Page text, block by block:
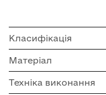
Класифікація
Матеріал
Техніка виконання